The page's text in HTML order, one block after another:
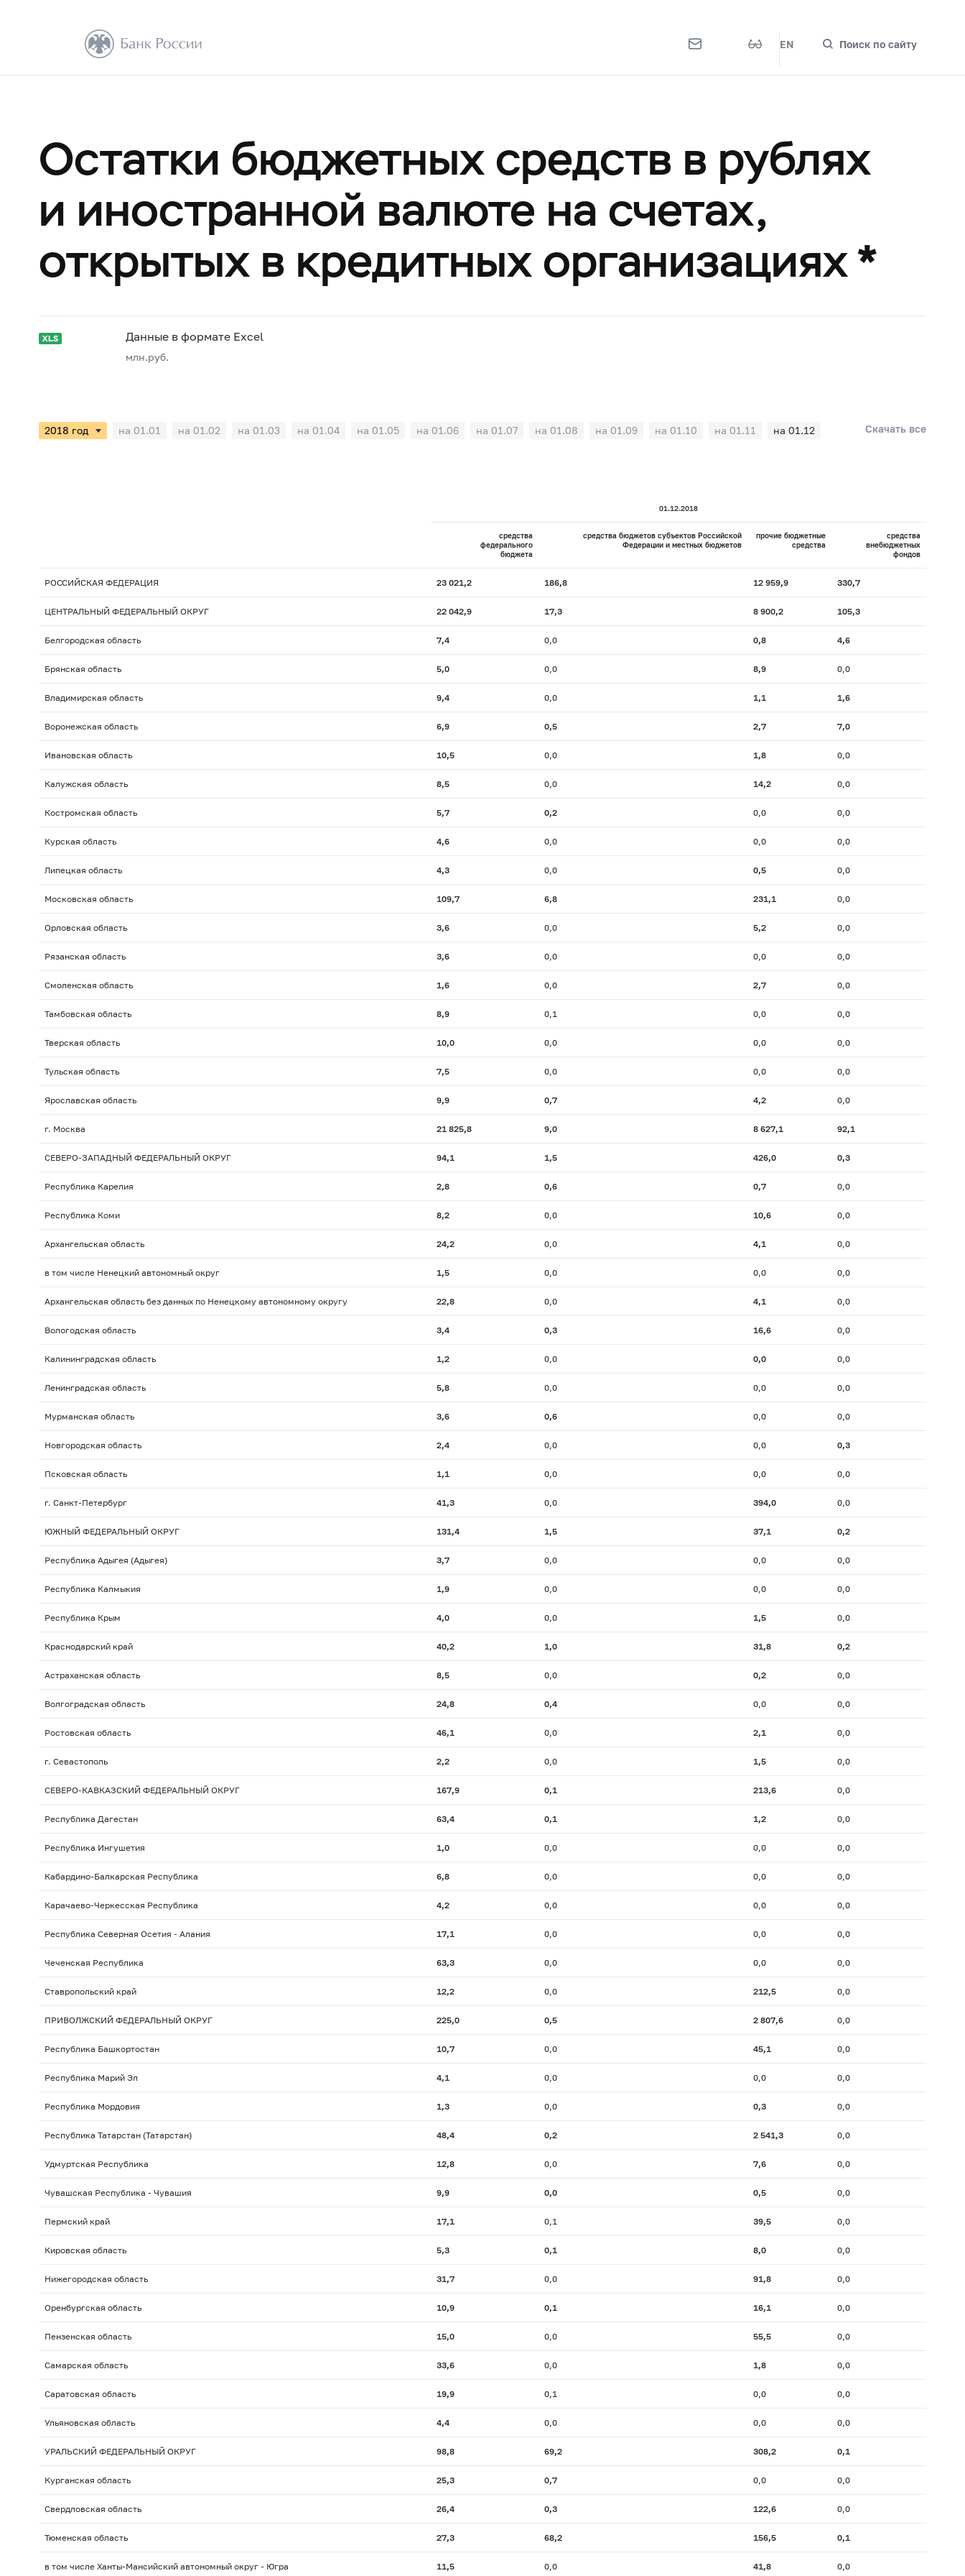
EN Поиск по сайту
Остатки бюджетных средств в рублях
и иностранной валюте на счетах,
открытых в кредитных организациях *
Данные в формате Excel
млн.руб.
на 01.01 на 01.02 на 01.03 на 01.04 на 01.05 на 01.06 на 01.07 на 01.08 на 01.09 на 01.10 на 01.11 на 01.12 Скачать все
01.12.2018
средства
федерального
бюджета
средства бюджетов субъектов Российской
Федерации и местных бюджетов
прочие бюджетные
средства
средства
внебюджетных
фондов
РОССИЙСКАЯ ФЕДЕРАЦИЯ 23 021,2 186,8 12 959,9 330,7
ЦЕНТРАЛЬНЫЙ ФЕДЕРАЛЬНЫЙ ОКРУГ 22 042,9 17,3 8 900,2 105,3
Белгородская область 7,4 0,0 0,8 4,6
Брянская область 5,0 0,0 8,9 0,0
Владимирская область 9,4 0,0 1,1 1,6
Воронежская область 6,9 0,5 2,7 7,0
Ивановская область 10,5 0,0 1,8 0,0
Калужская область 8,5 0,0 14,2 0,0
Костромская область 5,7 0,2 0,0 0,0
Курская область 4,6 0,0 0,0 0,0
Липецкая область 4,3 0,0 0,5 0,0
Московская область 109,7 6,8 231,1 0,0
Орловская область 3,6 0,0 5,2 0,0
Рязанская область 3,6 0,0 0,0 0,0
Смоленская область 1,6 0,0 2,7 0,0
Тамбовская область 8,9 0,1 0,0 0,0
Тверская область 10,0 0,0 0,0 0,0
Тульская область 7,5 0,0 0,0 0,0
Ярославская область 9,9 0,7 4,2 0,0
г. Москва 21 825,8 9,0 8 627,1 92,1
СЕВЕРО-ЗАПАДНЫЙ ФЕДЕРАЛЬНЫЙ ОКРУГ 94,1 1,5 426,0 0,3
Республика Карелия 2,8 0,6 0,7 0,0
Республика Коми 8,2 0,0 10,6 0,0
Архангельская область 24,2 0,0 4,1 0,0
в том числе Ненецкий автономный округ 1,5 0,0 0,0 0,0
Архангельская область без данных по Ненецкому автономному округу 22,8 0,0 4,1 0,0
Вологодская область 3,4 0,3 16,6 0,0
Калининградская область 1,2 0,0 0,0 0,0
Ленинградская область 5,8 0,0 0,0 0,0
Мурманская область 3,6 0,6 0,0 0,0
Новгородская область 2,4 0,0 0,0 0,3
Псковская область 1,1 0,0 0,0 0,0
г. Санкт-Петербург 41,3 0,0 394,0 0,0
ЮЖНЫЙ ФЕДЕРАЛЬНЫЙ ОКРУГ 131,4 1,5 37,1 0,2
Республика Адыгея (Адыгея) 3,7 0,0 0,0 0,0
Республика Калмыкия 1,9 0,0 0,0 0,0
Республика Крым 4,0 0,0 1,5 0,0
Краснодарский край 40,2 1,0 31,8 0,2
Астраханская область 8,5 0,0 0,2 0,0
Волгоградская область 24,8 0,4 0,0 0,0
Ростовская область 46,1 0,0 2,1 0,0
г. Севастополь 2,2 0,0 1,5 0,0
СЕВЕРО-КАВКАЗСКИЙ ФЕДЕРАЛЬНЫЙ ОКРУГ 167,9 0,1 213,6 0,0
Республика Дагестан 63,4 0,1 1,2 0,0
Республика Ингушетия 1,0 0,0 0,0 0,0
Кабардино-Балкарская Республика 6,8 0,0 0,0 0,0
Карачаево-Черкесская Республика 4,2 0,0 0,0 0,0
Республика Северная Осетия - Алания 17,1 0,0 0,0 0,0
Чеченская Республика 63,3 0,0 0,0 0,0
Ставропольский край 12,2 0,0 212,5 0,0
ПРИВОЛЖСКИЙ ФЕДЕРАЛЬНЫЙ ОКРУГ 225,0 0,5 2 807,6 0,0
Республика Башкортостан 10,7 0,0 45,1 0,0
Республика Марий Эл 4,1 0,0 0,0 0,0
Республика Мордовия 1,3 0,0 0,3 0,0
Республика Татарстан (Татарстан) 48,4 0,2 2 541,3 0,0
Удмуртская Республика 12,8 0,0 7,6 0,0
Чувашская Республика - Чувашия 9,9 0,0 0,5 0,0
Пермский край 17,1 0,1 39,5 0,0
Кировская область 5,3 0,1 8,0 0,0
Нижегородская область 31,7 0,0 91,8 0,0
Оренбургская область 10,9 0,1 16,1 0,0
Пензенская область 15,0 0,0 55,5 0,0
Самарская область 33,6 0,0 1,8 0,0
Саратовская область 19,9 0,1 0,0 0,0
Ульяновская область 4,4 0,0 0,0 0,0
УРАЛЬСКИЙ ФЕДЕРАЛЬНЫЙ ОКРУГ 98,8 69,2 308,2 0,1
Курганская область 25,3 0,7 0,0 0,0
Свердловская область 26,4 0,3 122,6 0,0
Тюменская область 27,3 68,2 156,5 0,1
в том числе Ханты-Мансийский автономный округ - Югра 11,5 0,0 41,8 0,0